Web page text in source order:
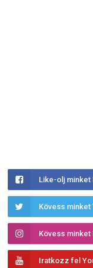
Like-olj
Kövess
Kövess
Iratkozz fel